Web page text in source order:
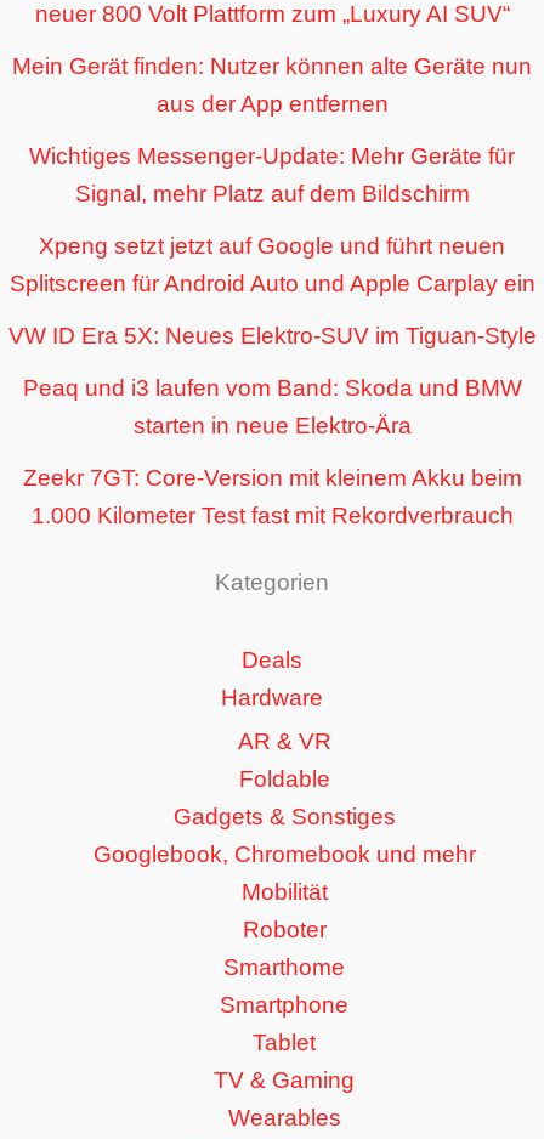
neuer 800 Volt Plattform zum „Luxury AI SUV“
Mein Gerät finden: Nutzer können alte Geräte nun
aus der App entfernen
Wichtiges Messenger-Update: Mehr Geräte für
Signal, mehr Platz auf dem Bildschirm
Xpeng setzt jetzt auf Google und führt neuen
Splitscreen für Android Auto und Apple Carplay ein
VW ID Era 5X: Neues Elektro-SUV im Tiguan-Style
Peaq und i3 laufen vom Band: Skoda und BMW
starten in neue Elektro-Ära
Zeekr 7GT: Core-Version mit kleinem Akku beim
1.000 Kilometer Test fast mit Rekordverbrauch
Kategorien
Deals
Hardware
AR & VR
Foldable
Gadgets & Sonstiges
Googlebook, Chromebook und mehr
Mobilität
Roboter
Smarthome
Smartphone
Tablet
TV & Gaming
Wearables